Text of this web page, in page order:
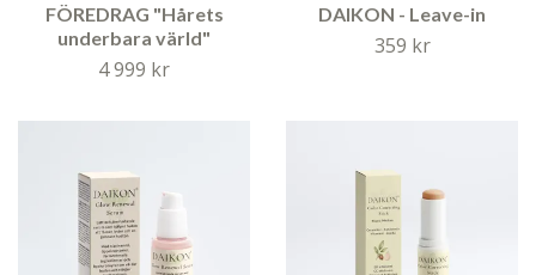
FÖREDRAG "Hårets
underbara värld"
4 999 kr
DAIKON - Leave-in
359 kr